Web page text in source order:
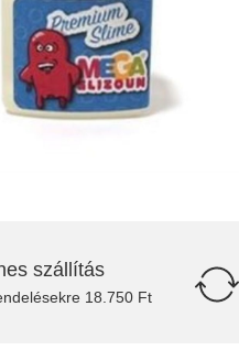
szállítás
18.750 Ft